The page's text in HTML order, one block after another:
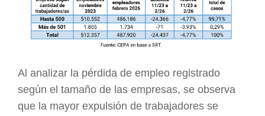
Al analizar la pérdida de empleo registrado
según el tamaño de las empresas, se observa
que la mayor expulsión de trabajadores se